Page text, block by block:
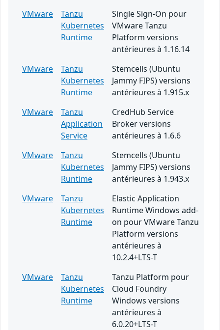
VMware
Tanzu
Kubernetes
Runtime
Single Sign-On pour
VMware Tanzu
Platform versions
antérieures à 1.16.14
VMware
Tanzu
Kubernetes
Runtime
Stemcells (Ubuntu
Jammy FIPS) versions
antérieures à 1.915.x
VMware
Tanzu
Application
Service
CredHub Service
Broker versions
antérieures à 1.6.6
VMware
Tanzu
Kubernetes
Runtime
Stemcells (Ubuntu
Jammy FIPS) versions
antérieures à 1.943.x
VMware
Tanzu
Kubernetes
Runtime
Elastic Application
Runtime Windows add-
on pour VMware Tanzu
Platform versions
antérieures à
10.2.4+LTS-T
VMware
Tanzu
Kubernetes
Runtime
Tanzu Platform pour
Cloud Foundry
Windows versions
antérieures à
6.0.20+LTS-T